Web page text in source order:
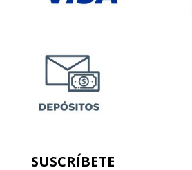
SUSCRÍBETE